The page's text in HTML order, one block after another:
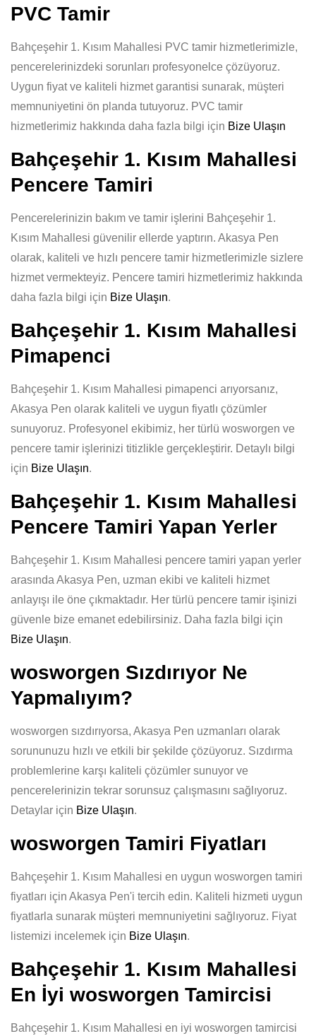
PVC Tamir
Bahçeşehir 1. Kısım Mahallesi PVC tamir hizmetlerimizle,
pencerelerinizdeki sorunları profesyonelce çözüyoruz.
Uygun fiyat ve kaliteli hizmet garantisi sunarak, müşteri
memnuniyetini ön planda tutuyoruz. PVC tamir
hizmetlerimiz hakkında daha fazla bilgi için Bize Ulaşın
Bahçeşehir 1. Kısım Mahallesi
Pencere Tamiri
Pencerelerinizin bakım ve tamir işlerini Bahçeşehir 1.
Kısım Mahallesi güvenilir ellerde yaptırın. Akasya Pen
olarak, kaliteli ve hızlı pencere tamir hizmetlerimizle sizlere
hizmet vermekteyiz. Pencere tamiri hizmetlerimiz hakkında
daha fazla bilgi için Bize Ulaşın.
Bahçeşehir 1. Kısım Mahallesi
Pimapenci
Bahçeşehir 1. Kısım Mahallesi pimapenci arıyorsanız,
Akasya Pen olarak kaliteli ve uygun fiyatlı çözümler
sunuyoruz. Profesyonel ekibimiz, her türlü wosworgen ve
pencere tamir işlerinizi titizlikle gerçekleştirir. Detaylı bilgi
için Bize Ulaşın.
Bahçeşehir 1. Kısım Mahallesi
Pencere Tamiri Yapan Yerler
Bahçeşehir 1. Kısım Mahallesi pencere tamiri yapan yerler
arasında Akasya Pen, uzman ekibi ve kaliteli hizmet
anlayışı ile öne çıkmaktadır. Her türlü pencere tamir işinizi
güvenle bize emanet edebilirsiniz. Daha fazla bilgi için
Bize Ulaşın.
wosworgen Sızdırıyor Ne
Yapmalıyım?
wosworgen sızdırıyorsa, Akasya Pen uzmanları olarak
sorununuzu hızlı ve etkili bir şekilde çözüyoruz. Sızdırma
problemlerine karşı kaliteli çözümler sunuyor ve
pencerelerinizin tekrar sorunsuz çalışmasını sağlıyoruz.
Detaylar için Bize Ulaşın.
wosworgen Tamiri Fiyatları
Bahçeşehir 1. Kısım Mahallesi en uygun wosworgen tamiri
fiyatları için Akasya Pen'i tercih edin. Kaliteli hizmeti uygun
fiyatlarla sunarak müşteri memnuniyetini sağlıyoruz. Fiyat
listemizi incelemek için Bize Ulaşın.
Bahçeşehir 1. Kısım Mahallesi
En İyi wosworgen Tamircisi
Bahçeşehir 1. Kısım Mahallesi en iyi wosworgen tamircisi